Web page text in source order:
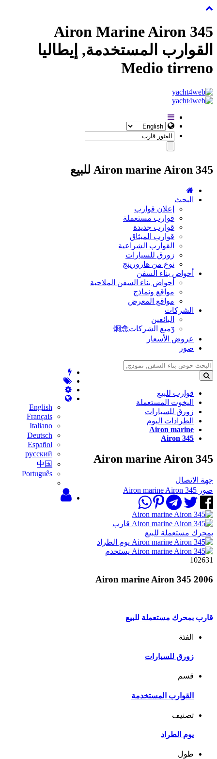
Airon Marine Airon 345
القوارب المستخدمة, إيطاليا
Medio tirreno
Airon marine Airon 345 للبيع
البحث
إعلان قوارب
قوارب مستعملة
قوارب جديدة
قوارب الميثاق
القوارب الشراعية
زورق للسيارات
نوع من هارورينج
أحواض بناء السفن
أحواض بناء السفن الملاحية
مواقع ونماذج
مواقع المعرض
الشركات
البائعين
ʒميع الشركات烱㥐
عروض الأسعار
صور
English
Français
Italiano
Deutsch
Español
русский
中国
Português
قوارب للبيع
اليخوت المستعملة
زورق للسيارات
الطرادات اليوم
Airon marine
Airon 345
Airon marine Airon 345
جهة الاتصال
صور Airon marine Airon 345
102631
Airon marine Airon 345 2006
قارب بمحرك مستعملة للبيع
الفئة
زورق للسيارات
قسم
القوارب المستخدمة
تصنيف
يوم الطراد
طول